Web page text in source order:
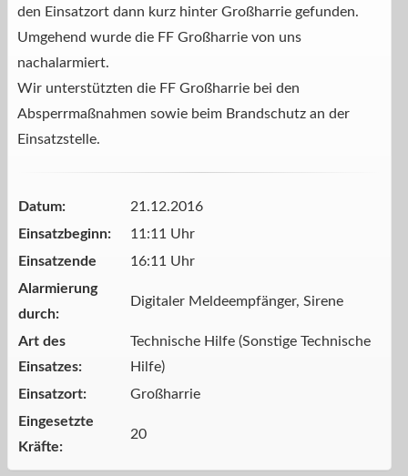
den Einsatzort dann kurz hinter Großharrie gefunden.
Umgehend wurde die FF Großharrie von uns
nachalarmiert.
Wir unterstützten die FF Großharrie bei den
Absperrmaßnahmen sowie beim Brandschutz an der
Einsatzstelle.
Datum:
21.12.2016
Einsatzbeginn:
11:11 Uhr
Einsatzende
16:11 Uhr
Alarmierung
durch:
Digitaler Meldeempfänger, Sirene
Art des
Einsatzes:
Technische Hilfe (Sonstige Technische
Hilfe)
Einsatzort:
Großharrie
Eingesetzte
Kräfte:
20